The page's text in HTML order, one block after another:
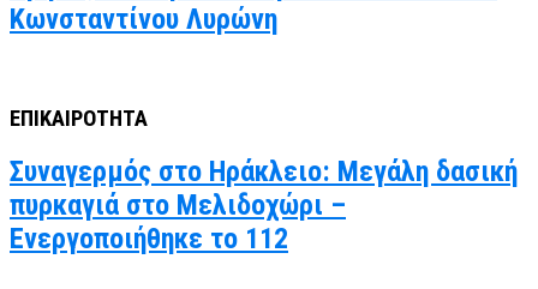
Κωνσταντίνου Λυρώνη
ΕΠΙΚΑΙΡΟΤΗΤΑ
Συναγερμός στο Ηράκλειο: Μεγάλη δασική
πυρκαγιά στο Μελιδοχώρι –
Ενεργοποιήθηκε το 112